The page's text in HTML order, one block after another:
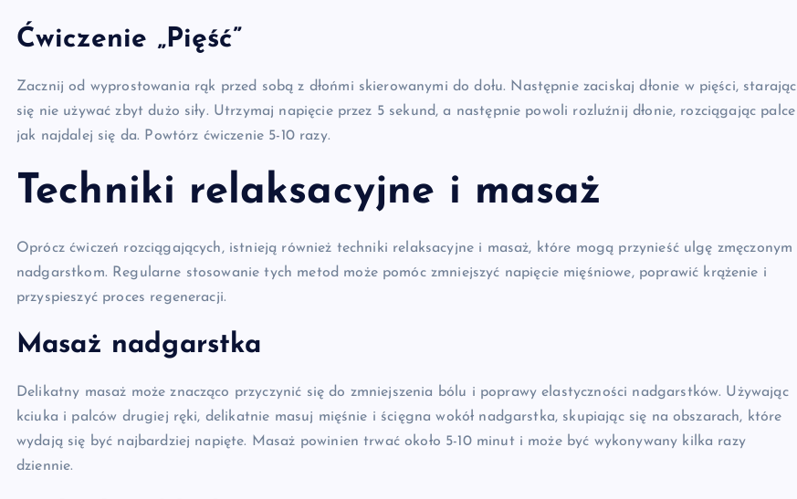
Ćwiczenie „Pięść”
Zacznij od wyprostowania rąk przed sobą z dłońmi skierowanymi do dołu. Następnie zaciskaj dłonie w pięści, starając
się nie używać zbyt dużo siły. Utrzymaj napięcie przez 5 sekund, a następnie powoli rozluźnij dłonie, rozciągając palce
jak najdalej się da. Powtórz ćwiczenie 5-10 razy.
Techniki relaksacyjne i masaż
Oprócz ćwiczeń rozciągających, istnieją również techniki relaksacyjne i masaż, które mogą przynieść ulgę zmęczonym
nadgarstkom. Regularne stosowanie tych metod może pomóc zmniejszyć napięcie mięśniowe, poprawić krążenie i
przyspieszyć proces regeneracji.
Masaż nadgarstka
Delikatny masaż może znacząco przyczynić się do zmniejszenia bólu i poprawy elastyczności nadgarstków. Używając
kciuka i palców drugiej ręki, delikatnie masuj mięśnie i ścięgna wokół nadgarstka, skupiając się na obszarach, które
wydają się być najbardziej napięte. Masaż powinien trwać około 5-10 minut i może być wykonywany kilka razy
dziennie.